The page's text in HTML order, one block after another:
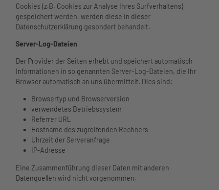
Cookies (z.B. Cookies zur Analyse Ihres Surfverhaltens)
gespeichert werden, werden diese in dieser
Datenschutzerklärung gesondert behandelt.
Server-Log-Dateien
Der Provider der Seiten erhebt und speichert automatisch
Informationen in so genannten Server-Log-Dateien, die Ihr
Browser automatisch an uns übermittelt. Dies sind:
Browsertyp und Browserversion
verwendetes Betriebssystem
Referrer URL
Hostname des zugreifenden Rechners
Uhrzeit der Serveranfrage
IP-Adresse
Eine Zusammenführung dieser Daten mit anderen
Datenquellen wird nicht vorgenommen.